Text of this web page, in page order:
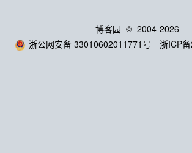
博客园 © 2004-2026
浙公网安备 33010602011771号
浙ICP